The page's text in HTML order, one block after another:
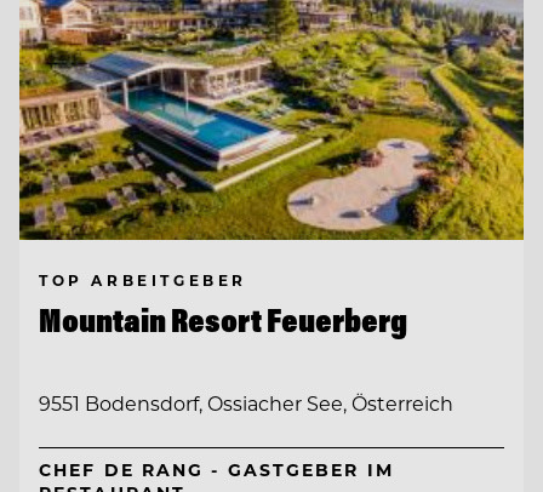
TOP ARBEITGEBER
Mountain Resort Feuerberg
9551 Bodensdorf, Ossiacher See, Österreich
CHEF DE RANG - GASTGEBER IM